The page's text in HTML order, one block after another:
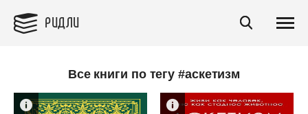
РИДЛИ
Все книги по тегу #аскетизм